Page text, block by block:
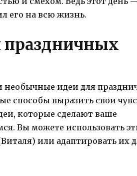
его на всю жизнь.
праздничных
необычные идеи для
способы выразить свои
которые сделают ваше
Вы можете использовать
или адаптировать их